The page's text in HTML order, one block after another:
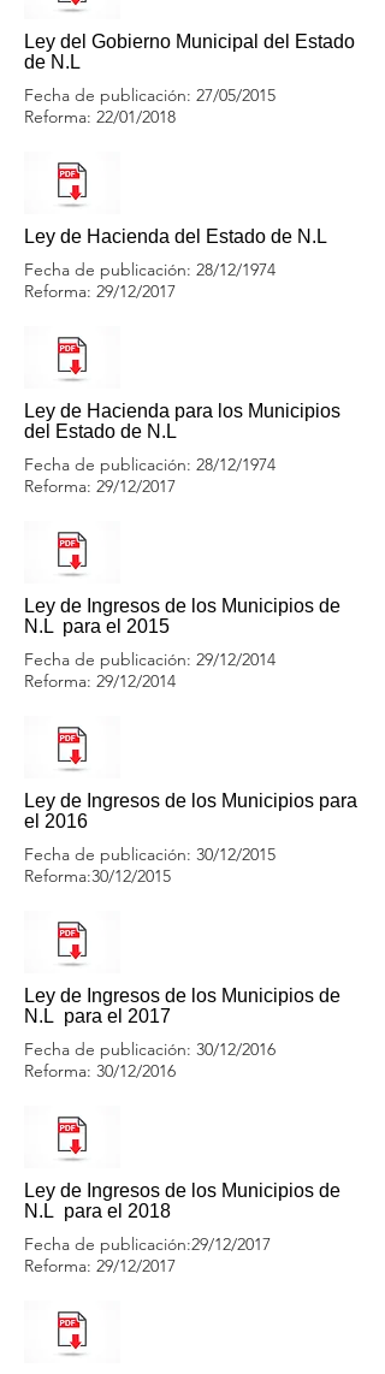
Ley del Gobierno Municipal del Estado
de N.L
Fecha de publicación: 27/05/2015
Reforma: 22/01/2018
Ley de Hacienda del Estado de N.L
Fecha de publicación: 28/12/1974
Reforma: 29/12/2017
Ley de Hacienda para los Municipios
del Estado de N.L
Fecha de publicación: 28/12/1974
Reforma: 29/12/2017
Ley de Ingresos de los Municipios de
N.L para el 2015
Fecha de publicación: 29/12/2014
Reforma: 29/12/2014
Ley de Ingresos de los Municipios para
el 2016
Fecha de publicación: 30/12/2015
Reforma:30/12/2015
Ley de Ingresos de los Municipios de
N.L para el 2017
Fecha de publicación: 30/12/2016
Reforma: 30/12/2016
Ley de Ingresos de los Municipios de
N.L para el 2018
Fecha de publicación:29/12/2017
Reforma: 29/12/2017